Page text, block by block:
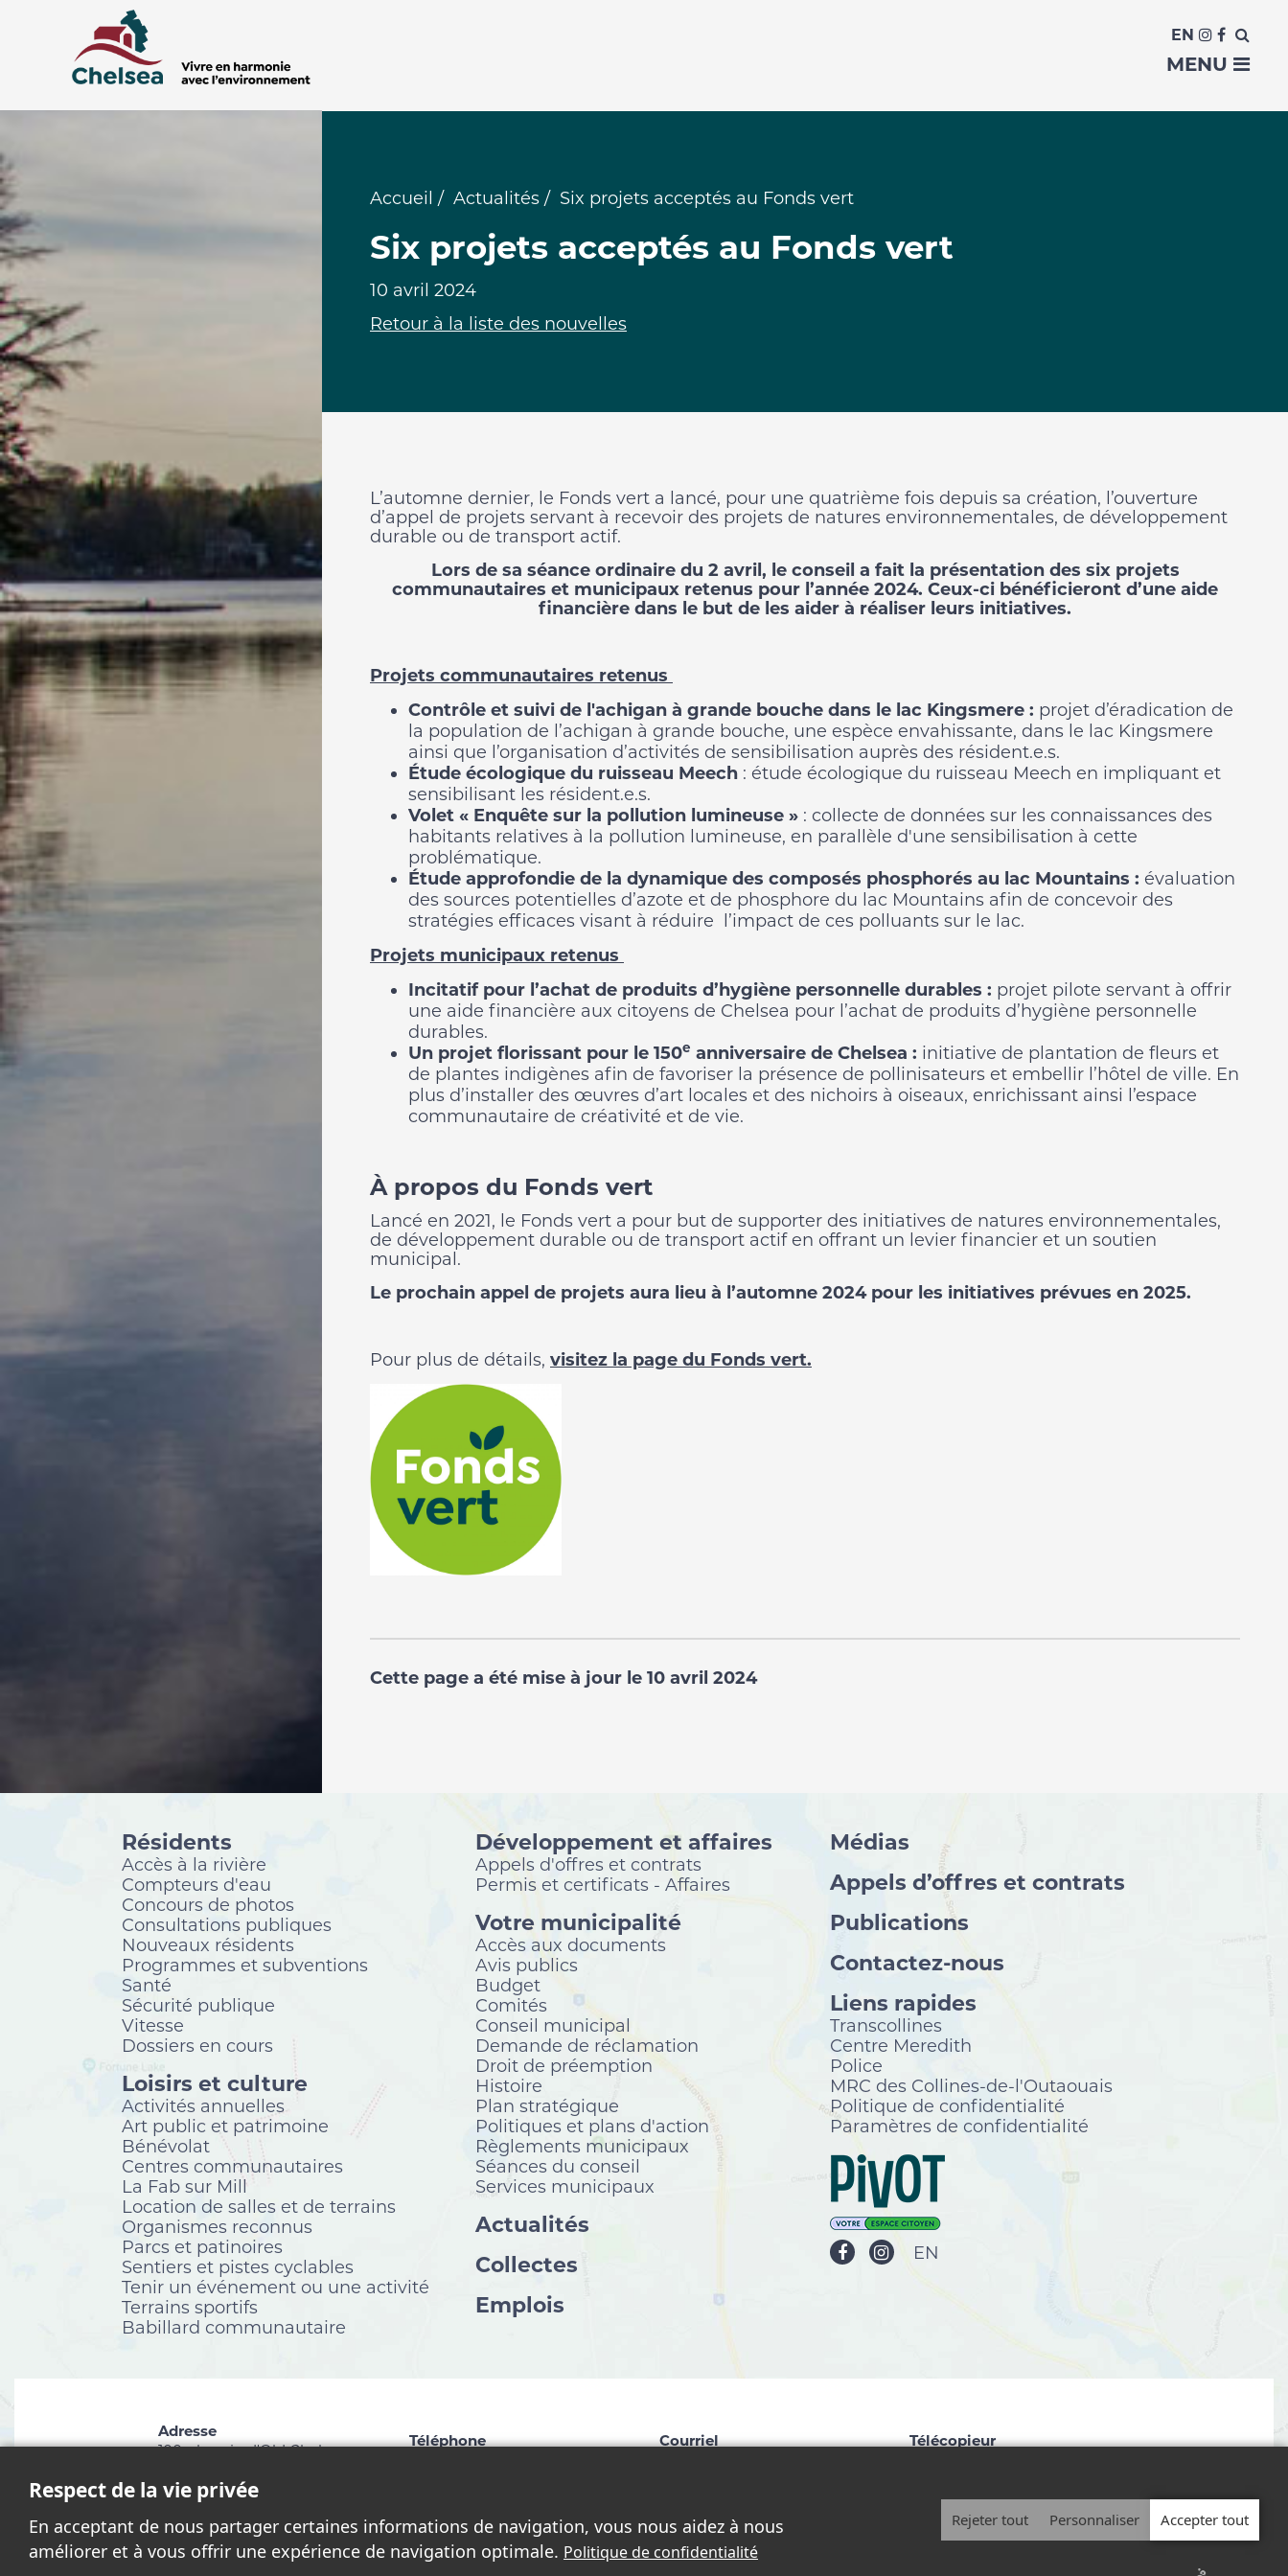
EN
MENU
Accueil Actualités Six projets acceptés au Fonds vert
Six projets acceptés au Fonds vert
10 avril 2024
Retour à la liste des nouvelles
L’automne dernier, le Fonds vert a lancé, pour une quatrième fois depuis sa création, l’ouverture
d’appel de projets servant à recevoir des projets de natures environnementales, de développement
durable ou de transport actif.
Lors de sa séance ordinaire du 2 avril, le conseil a fait la présentation des six projets
communautaires et municipaux retenus pour l’année 2024. Ceux-ci bénéficieront d’une aide
financière dans le but de les aider à réaliser leurs initiatives.
Projets communautaires retenus
Contrôle et suivi de l'achigan à grande bouche dans le lac Kingsmere : projet d’éradication de
la population de l’achigan à grande bouche, une espèce envahissante, dans le lac Kingsmere
ainsi que l’organisation d’activités de sensibilisation auprès des résident.e.s.
Étude écologique du ruisseau Meech : étude écologique du ruisseau Meech en impliquant et
sensibilisant les résident.e.s.
Volet « Enquête sur la pollution lumineuse » : collecte de données sur les connaissances des
habitants relatives à la pollution lumineuse, en parallèle d'une sensibilisation à cette
problématique.
Étude approfondie de la dynamique des composés phosphorés au lac Mountains : évaluation
des sources potentielles d’azote et de phosphore du lac Mountains afin de concevoir des
stratégies efficaces visant à réduire l’impact de ces polluants sur le lac.
Projets municipaux retenus
Incitatif pour l’achat de produits d’hygiène personnelle durables : projet pilote servant à offrir
une aide financière aux citoyens de Chelsea pour l’achat de produits d’hygiène personnelle
durables.​​​​​​​
Un projet florissant pour le 150e anniversaire de Chelsea : initiative de plantation de fleurs et
de plantes indigènes afin de favoriser la présence de pollinisateurs et embellir l’hôtel de ville. En
plus d’installer des œuvres d’art locales et des nichoirs à oiseaux, enrichissant ainsi l’espace
communautaire de créativité et de vie.
À propos du Fonds vert
Lancé en 2021, le Fonds vert a pour but de supporter des initiatives de natures environnementales,
de développement durable ou de transport actif en offrant un levier financier et un soutien
municipal.
Le prochain appel de projets aura lieu à l’automne 2024 pour les initiatives prévues en 2025.
Pour plus de détails, visitez la page du Fonds vert.
Cette page a été mise à jour le 10 avril 2024
Résidents
Accès à la rivière
Compteurs d'eau
Concours de photos
Consultations publiques
Nouveaux résidents
Programmes et subventions
Santé
Sécurité publique
Vitesse
Dossiers en cours
Loisirs et culture
Activités annuelles
Art public et patrimoine
Bénévolat
Centres communautaires
La Fab sur Mill
Location de salles et de terrains
Organismes reconnus
Parcs et patinoires
Sentiers et pistes cyclables
Tenir un événement ou une activité
Terrains sportifs
Babillard communautaire
Développement et affaires
Appels d'offres et contrats
Permis et certificats - Affaires
Votre municipalité
Accès aux documents
Avis publics
Budget
Comités
Conseil municipal
Demande de réclamation
Droit de préemption
Histoire
Plan stratégique
Politiques et plans d'action
Règlements municipaux
Séances du conseil
Services municipaux
Actualités
Collectes
Emplois
Médias
Appels d’offres et contrats
Publications
Contactez-nous
Liens rapides
Transcollines
Centre Meredith
Police
MRC des Collines-de-l'Outaouais
Politique de confidentialité
Paramètres de confidentialité
EN
Adresse
100, chemin d'Old Chelsea
Téléphone
Courriel
Télécopieur
Respect de la vie privée
En acceptant de nous partager certaines informations de navigation, vous nous aidez à nous
améliorer et à vous offrir une expérience de navigation optimale. Politique de confidentialité
Rejeter tout Personnaliser Accepter tout